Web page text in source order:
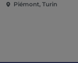
Piémont, Turin